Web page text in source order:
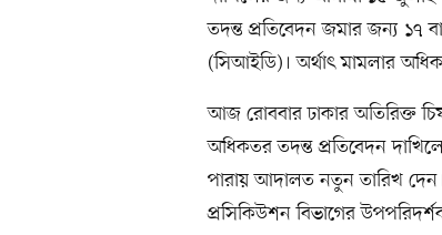
তদন্ত প্রতিবেদন জমার জন্য ১৭
(সিআইডি)। অর্থাৎ মামলার
আজ রোববার ঢাকার অতিরিক্ত
অধিকতর তদন্ত প্রতিবেদন
পারায় আদালত নতুন তারিখ
প্রসিকিউশন বিভাগের